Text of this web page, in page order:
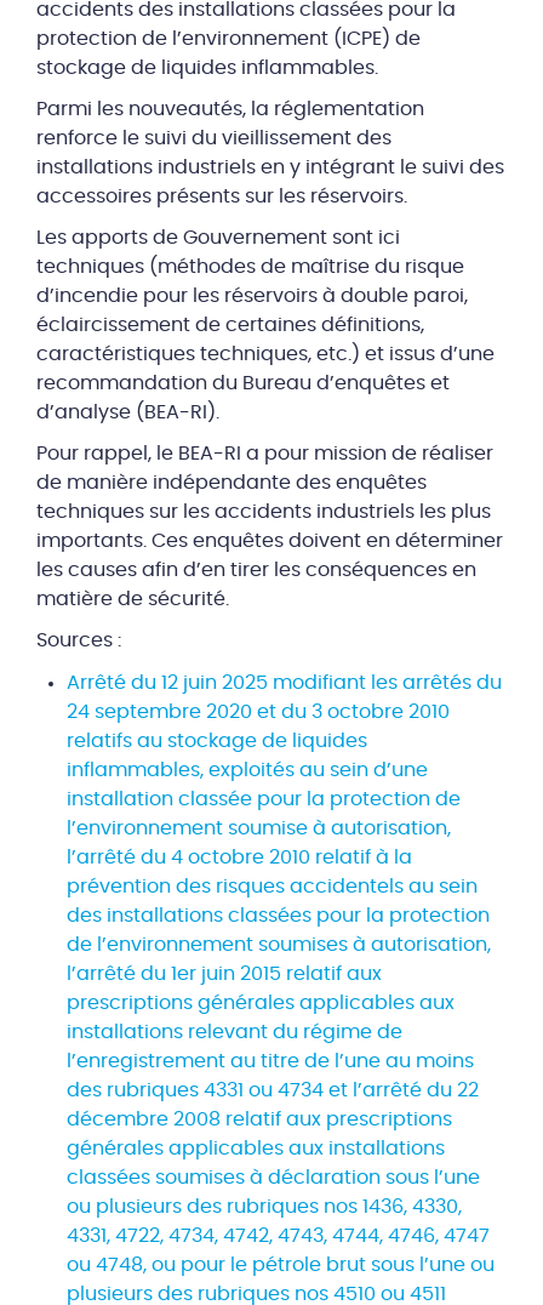
accidents des installations classées pour la
protection de l’environnement (ICPE) de
stockage de liquides inflammables.
Parmi les nouveautés, la réglementation
renforce le suivi du vieillissement des
installations industriels en y intégrant le suivi des
accessoires présents sur les réservoirs.
Les apports de Gouvernement sont ici
techniques (méthodes de maîtrise du risque
d’incendie pour les réservoirs à double paroi,
éclaircissement de certaines définitions,
caractéristiques techniques, etc.) et issus d’une
recommandation du Bureau d’enquêtes et
d’analyse (BEA-RI).
Pour rappel, le BEA-RI a pour mission de réaliser
de manière indépendante des enquêtes
techniques sur les accidents industriels les plus
importants. Ces enquêtes doivent en déterminer
les causes afin d’en tirer les conséquences en
matière de sécurité.
Sources :
Arrêté du 12 juin 2025 modifiant les arrêtés du
24 septembre 2020 et du 3 octobre 2010
relatifs au stockage de liquides
inflammables, exploités au sein d’une
installation classée pour la protection de
l’environnement soumise à autorisation,
l’arrêté du 4 octobre 2010 relatif à la
prévention des risques accidentels au sein
des installations classées pour la protection
de l’environnement soumises à autorisation,
l’arrêté du 1er juin 2015 relatif aux
prescriptions générales applicables aux
installations relevant du régime de
l’enregistrement au titre de l’une au moins
des rubriques 4331 ou 4734 et l’arrêté du 22
décembre 2008 relatif aux prescriptions
générales applicables aux installations
classées soumises à déclaration sous l’une
ou plusieurs des rubriques nos 1436, 4330,
4331, 4722, 4734, 4742, 4743, 4744, 4746, 4747
ou 4748, ou pour le pétrole brut sous l’une ou
plusieurs des rubriques nos 4510 ou 4511